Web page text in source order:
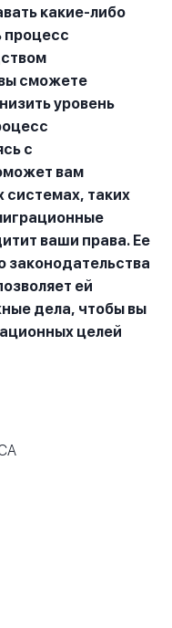
какие-либо
процесс
сможете
уровень
с
вам
системах, таких
ваши права. Ее
законодательства
ей
дела, чтобы вы
целей